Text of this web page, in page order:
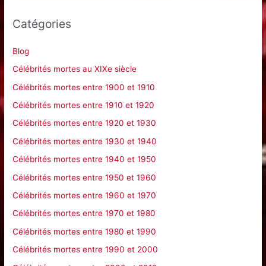
r
r
:
Catégories
Blog
Célébrités mortes au XIXe siècle
Célébrités mortes entre 1900 et 1910
Célébrités mortes entre 1910 et 1920
Célébrités mortes entre 1920 et 1930
Célébrités mortes entre 1930 et 1940
Célébrités mortes entre 1940 et 1950
Célébrités mortes entre 1950 et 1960
Célébrités mortes entre 1960 et 1970
Célébrités mortes entre 1970 et 1980
Célébrités mortes entre 1980 et 1990
Célébrités mortes entre 1990 et 2000